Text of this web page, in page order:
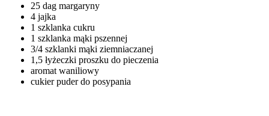
25 dag margaryny
4 jajka
1 szklanka cukru
1 szklanka mąki pszennej
3/4 szklanki mąki ziemniaczanej
1,5 łyżeczki proszku do pieczenia
aromat waniliowy
cukier puder do posypania